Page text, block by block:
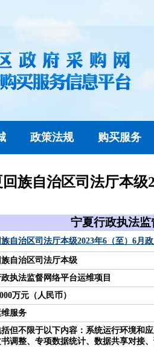
政策法规 购买服务
族自治区司法厅本级
宁夏行政执法监
自治区司法厅本级2023年6（至）6月
自治区司法厅本级
执法监督网络平台运维项目
万元（人民币）
服务
但不限于以下内容：系统运行环境和
调整、专项数据统计、数据共享对接